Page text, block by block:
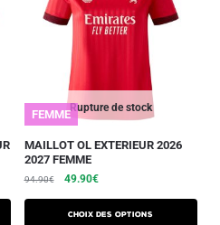
Rupture de stock
FEMME
MAILLOT OL EXTERIEUR 2026
2027 FEMME
94.90€ 49.90€
Choix des options